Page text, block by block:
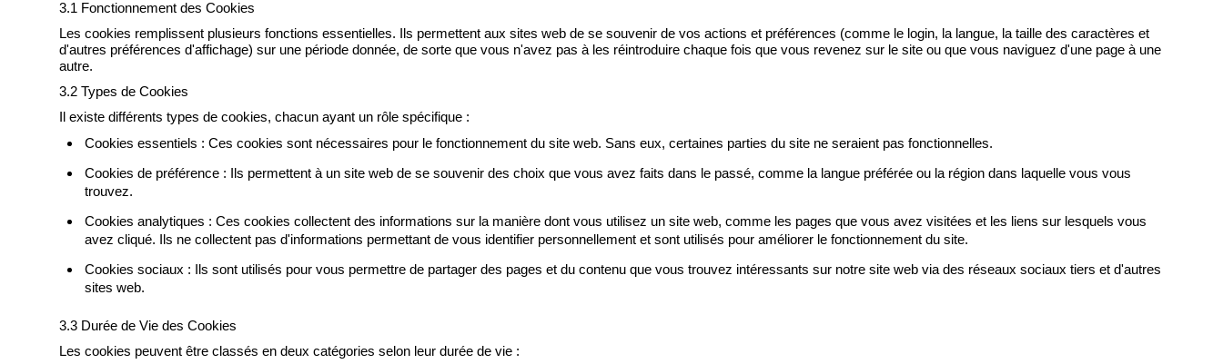
3.1 Fonctionnement des Cookies
Les cookies remplissent plusieurs fonctions essentielles. Ils permettent aux sites web de se souvenir de vos actions et préférences (comme le login, la langue, la taille des caractères et
d'autres préférences d'affichage) sur une période donnée, de sorte que vous n'avez pas à les réintroduire chaque fois que vous revenez sur le site ou que vous naviguez d'une page à une
autre.
3.2 Types de Cookies
Il existe différents types de cookies, chacun ayant un rôle spécifique :
Cookies essentiels : Ces cookies sont nécessaires pour le fonctionnement du site web. Sans eux, certaines parties du site ne seraient pas fonctionnelles.
Cookies de préférence : Ils permettent à un site web de se souvenir des choix que vous avez faits dans le passé, comme la langue préférée ou la région dans laquelle vous vous
trouvez.
Cookies analytiques : Ces cookies collectent des informations sur la manière dont vous utilisez un site web, comme les pages que vous avez visitées et les liens sur lesquels vous
avez cliqué. Ils ne collectent pas d'informations permettant de vous identifier personnellement et sont utilisés pour améliorer le fonctionnement du site.
Cookies sociaux : Ils sont utilisés pour vous permettre de partager des pages et du contenu que vous trouvez intéressants sur notre site web via des réseaux sociaux tiers et d'autres
sites web.
3.3 Durée de Vie des Cookies
Les cookies peuvent être classés en deux catégories selon leur durée de vie :